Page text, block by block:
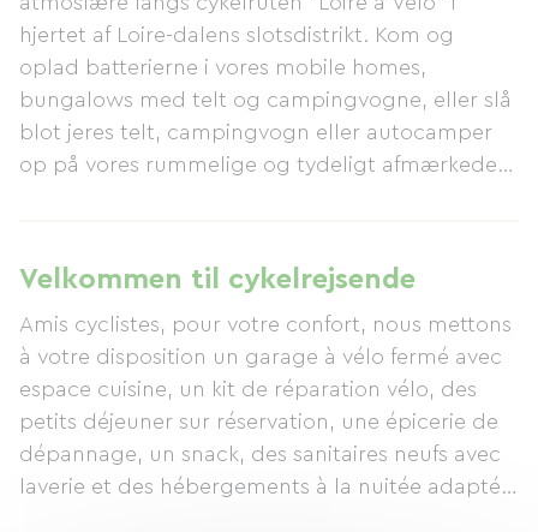
hjertet af Loire-dalens slotsdistrikt. Kom og
oplad batterierne i vores mobile homes,
bungalows med telt og campingvogne, eller slå
blot jeres telt, campingvogn eller autocamper
op på vores rummelige og tydeligt afmærkede
faciliteter er alle helt nye og opfylder
miljømærket og tilgængelighedsstandarderne,
hvilket tilbyder moderne komfort for alle. Vi
glæder os til at byde jer velkommen…
Velkommen til cykelrejsende
Amis cyclistes, pour votre confort, nous mettons
à votre disposition un garage à vélo fermé avec
espace cuisine, un kit de réparation vélo, des
petits déjeuner sur réservation, une épicerie de
dépannage, un snack, des sanitaires neufs avec
laverie et des hébergements à la nuitée adaptés